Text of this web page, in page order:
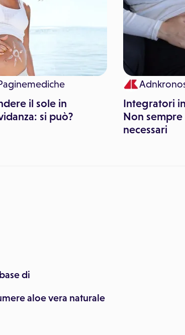
il sole in
si può?
Integratori
Non sempre
necessari
di
aloe vera naturale